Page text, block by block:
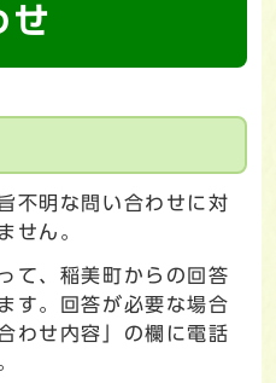
せ
不明な問い合わせに対
せん。
て、稲美町からの回答
す。回答が必要な場合
わせ内容」の欄に電話